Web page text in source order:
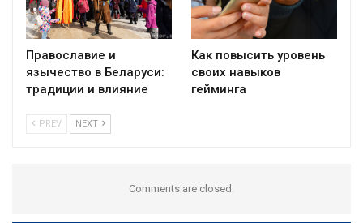
Православие и
язычество в Беларуси:
традиции и влияние
Как повысить уровень
своих навыков
гейминга
PREV NEXT
Comments are closed.